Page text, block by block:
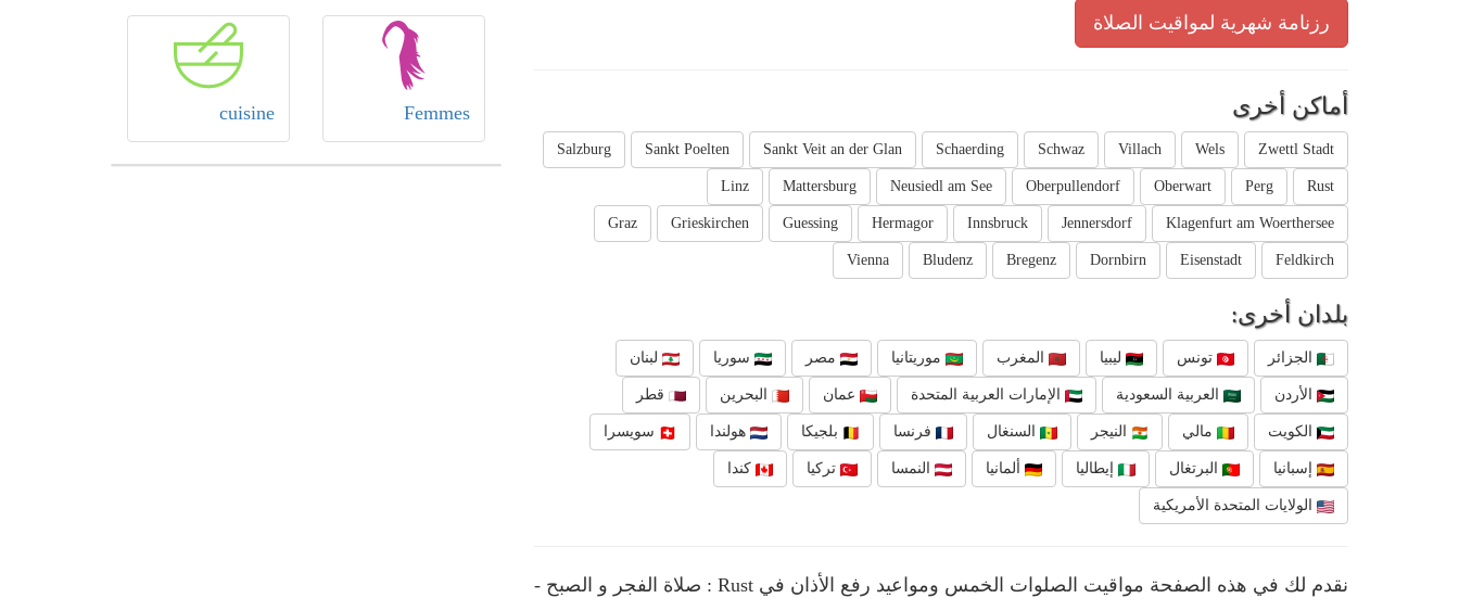
رزنامة شهرية لمواقيت الصلاة
أماكن أخرى
Zwettl Stadt
Wels
Villach
Schwaz
Schaerding
Sankt Veit an der Glan
Sankt Poelten
Salzburg
Rust
Perg
Oberwart
Oberpullendorf
Neusiedl am See
Mattersburg
Linz
Klagenfurt am Woerthersee
Jennersdorf
Innsbruck
Hermagor
Guessing
Grieskirchen
Graz
Feldkirch
Eisenstadt
Dornbirn
Bregenz
Bludenz
Vienna
بلدان أخرى:
الجزائر تونس ليبيا المغرب موريتانيا مصر سوريا لبنان
الأردن العربية السعودية الإمارات العربية المتحدة عمان البحرين قطر
الكويت مالي النيجر السنغال فرنسا بلجيكا هولندا سويسرا
إسبانيا البرتغال إيطاليا ألمانيا النمسا تركيا كندا
الولايات المتحدة الأمريكية
نقدم لك في هذه الصفحة مواقيت الصلوات الخمس ومواعيد رفع الأذان في Rust : صلاة الفجر و الصبح -
Femmes
cuisine